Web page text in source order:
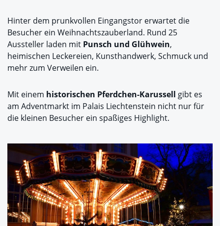
Hinter dem prunkvollen Eingangstor erwartet die
Besucher ein Weihnachtszauberland. Rund 25
Aussteller laden mit Punsch und Glühwein,
heimischen Leckereien, Kunsthandwerk, Schmuck und
mehr zum Verweilen ein.
Mit einem historischen Pferdchen-Karussell gibt es
am Adventmarkt im Palais Liechtenstein nicht nur für
die kleinen Besucher ein spaßiges Highlight.